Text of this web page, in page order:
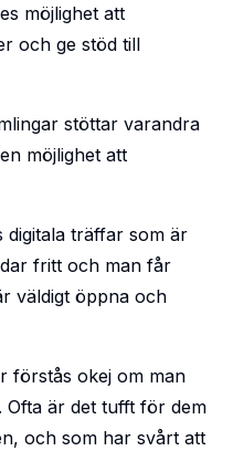
möjlighet att
och ge stöd till
stöttar varandra
möjlighet att
digitala träffar som är
fritt och man får
väldigt öppna och
förstås okej om man
Ofta är det tufft för dem
och som har svårt att